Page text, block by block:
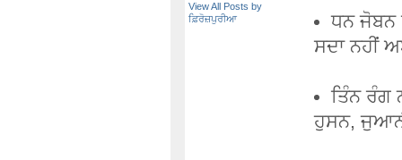
View All Posts by
ਫ਼ਿਰੋਜ਼ਪੁਰੀਆ
ਧਨ ਜੋਬਨ
ਸਦਾ ਨਹੀਂ
ਤਿੰਨ ਰੰਗ
ਹੁਸਨ,